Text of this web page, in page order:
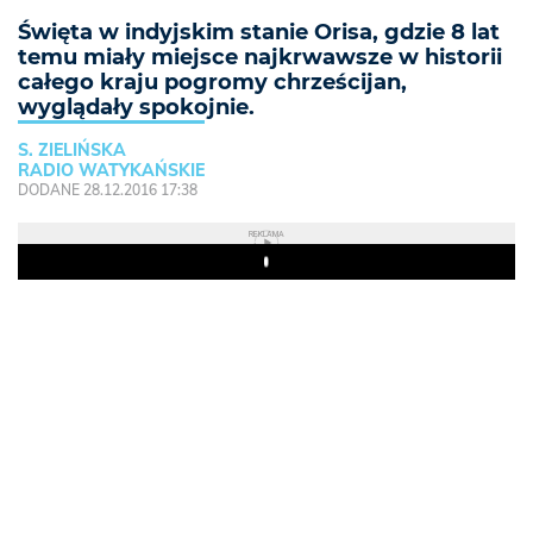
Święta w indyjskim stanie Orisa, gdzie 8 lat
temu miały miejsce najkrwawsze w historii
całego kraju pogromy chrześcijan,
wyglądały spokojnie.
S. ZIELIŃSKA
RADIO WATYKAŃSKIE
DODANE 28.12.2016 17:38
REKLAMA
Play